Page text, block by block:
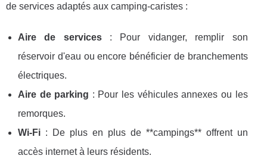
de services adaptés aux camping-caristes :
Aire de services: Pour vidanger, remplir son
réservoir d'eau ou encore bénéficier de branchements
électriques.
Aire de parking : Pour les véhicules annexes ou les
remorques.
Wi-Fi : De plus en plus de **campings** offrent un
accès internet à leurs résidents.